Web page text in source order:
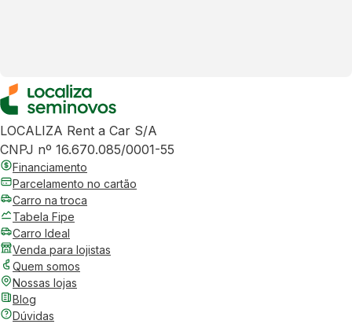
LOCALIZA Rent a Car S/A
CNPJ nº 16.670.085/0001-55
Financiamento
Parcelamento no cartão
Carro na troca
Tabela Fipe
Carro Ideal
Venda para lojistas
Quem somos
Nossas lojas
Blog
Dúvidas